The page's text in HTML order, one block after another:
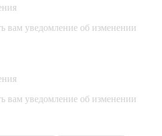
вам уведомление об изменении
вам уведомление об изменении